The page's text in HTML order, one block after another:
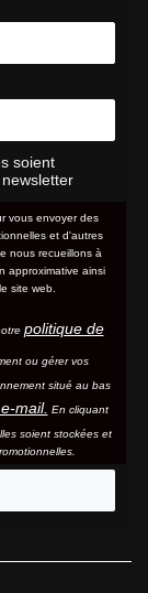
soient
vous envoyer des
et d'autres
nous recueillons à
approximative ainsi
site web.
politique de
ou gérer vos
situé au bas
mail. En cliquant
soient stockées et